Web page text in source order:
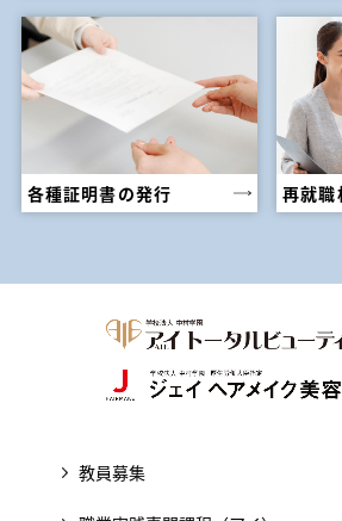
各種証明書の発行 再就職
教員募集